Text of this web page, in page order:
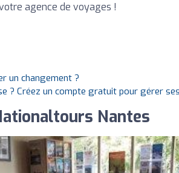
agence de voyages !
un changement ?
? Créez un compte gratuit pour gérer
Nantes